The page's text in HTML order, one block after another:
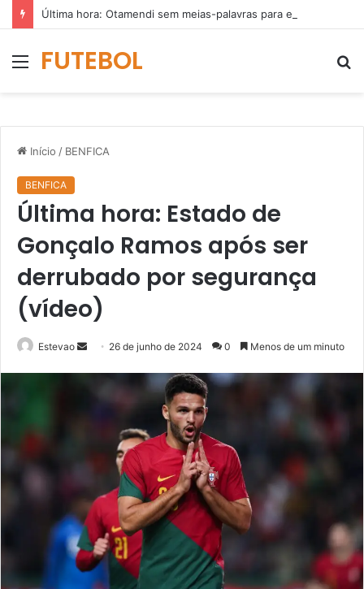
MenuFUTEBOL
Início / BENFICA
BENFICA
Última hora: Estado de
Gonçalo Ramos após ser
derrubado por segurança
(vídeo)
Estevao
Mande26 de junho de 2024 0 Menos de um minuto